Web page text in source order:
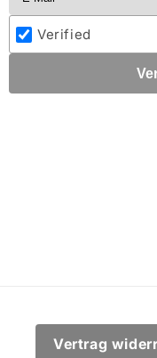
Verified
Vertrag